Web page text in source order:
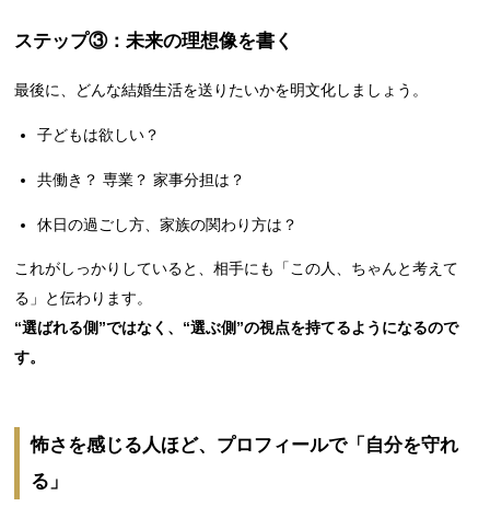
ステップ③：未来の理想像を書く
最後に、どんな結婚生活を送りたいかを明文化しましょう。
子どもは欲しい？
共働き？ 専業？ 家事分担は？
休日の過ごし方、家族の関わり方は？
これがしっかりしていると、相手にも「この人、ちゃんと考えて
る」と伝わります。
“選ばれる側”ではなく、“選ぶ側”の視点を持てるようになるので
す。
怖さを感じる人ほど、プロフィールで「自分を守れ
る」